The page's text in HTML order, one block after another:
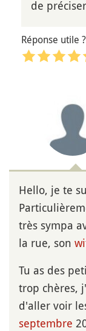
de
Réponse utile ?
Hello, je te
très sympa
la rue, son
Tu as des
trop chères,
d'aller voir
septembre